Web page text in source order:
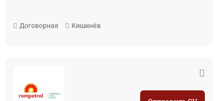
Договорная Кишинёв